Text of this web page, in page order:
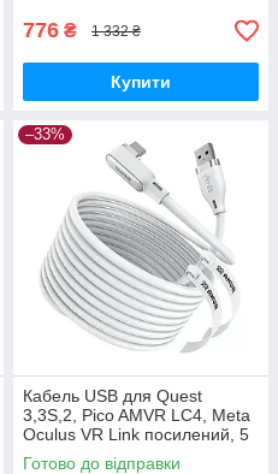
776 ₴ 1 332 ₴
Купити
–33%
Кабель USB для Quest
3,3S,2, Pico AMVR LC4, Meta
Oculus VR Link посилений, 5
м
Готово до відправки